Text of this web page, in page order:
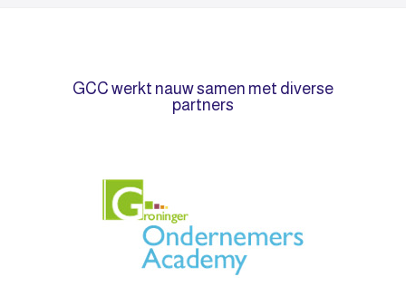
GCC werkt nauw samen met diverse
partners